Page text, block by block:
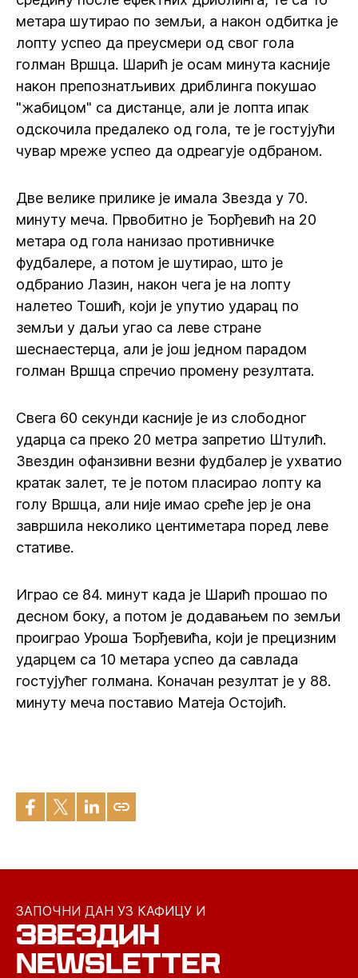
метара шутирао по земљи, а након одбитка је
лопту успео да преусмери од свог гола
голман Вршца. Шарић је осам минута касније
након препознатљивих дриблинга покушао
"жабицом" са дистанце, али је лопта ипак
одскочила предалеко од гола, те је гостујући
чувар мреже успео да одреагује одбраном.
Две велике прилике је имала Звезда у 70.
минуту меча. Првобитно је Ђорђевић на 20
метара од гола нанизао противничке
фудбалере, а потом је шутирао, што је
одбранио Лазин, након чега је на лопту
налетео Тошић, који је упутио ударац по
земљи у даљи угао са леве стране
шеснаестерца, али је још једном парадом
голман Вршца спречио промену резултата.
Свега 60 секунди касније је из слободног
ударца са преко 20 метра запретио Штулић.
Звездин офанзивни везни фудбалер је ухватио
кратак залет, те је потом пласирао лопту ка
голу Вршца, али није имао среће јер је она
завршила неколико центиметара поред леве
стативе.
Играо се 84. минут када је Шарић прошао по
десном боку, а потом је додавањем по земљи
проиграо Уроша Ђорђевића, који је прецизним
ударцем са 10 метара успео да савлада
гостујућег голмана. Коначан резултат је у 88.
минуту меча поставио Матеја Остојић.
ЗАПОЧНИ ДАН УЗ КАФИЦУ И
ЗВЕЗДИН
NEWSLETTER